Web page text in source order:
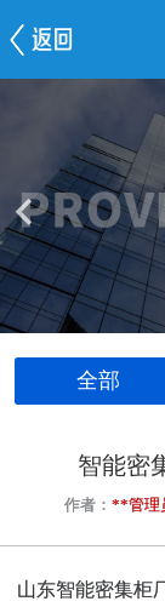
全部
智能密
作者： **管理
山东智能密集柜